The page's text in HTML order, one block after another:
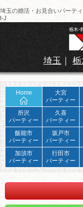
埼玉の婚活・お見合いパーテ
t-J
埼玉 ｜ 栃
Home
大宮
パーティー
所沢
パーティー
久喜
パーティー
飯能市
パーティー
坂戸市
パーティー
加須市
パーティー
行田市
パーティー